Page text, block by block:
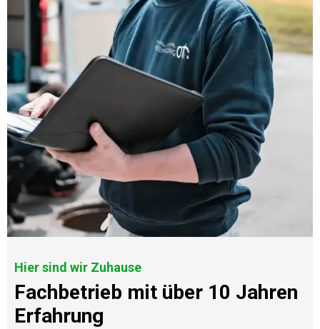
Hier sind wir Zuhause
Fachbetrieb mit über 10 Jahren
Erfahrung